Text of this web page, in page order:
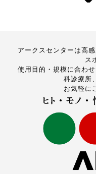
アークスセンターは高
ス
使用目的・規模に合わ
科診療所
お気軽に